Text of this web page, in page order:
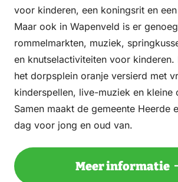
voor kinderen, een koningsrit en
Maar ook in Wapenveld is er
rommelmarkten, muziek,
en knutselactiviteiten voor kinderen.
het dorpsplein oranje versierd met
kinderspellen, live-muziek en kleine
Samen maakt de gemeente Heerde
dag voor jong en oud van.
Meer informatie